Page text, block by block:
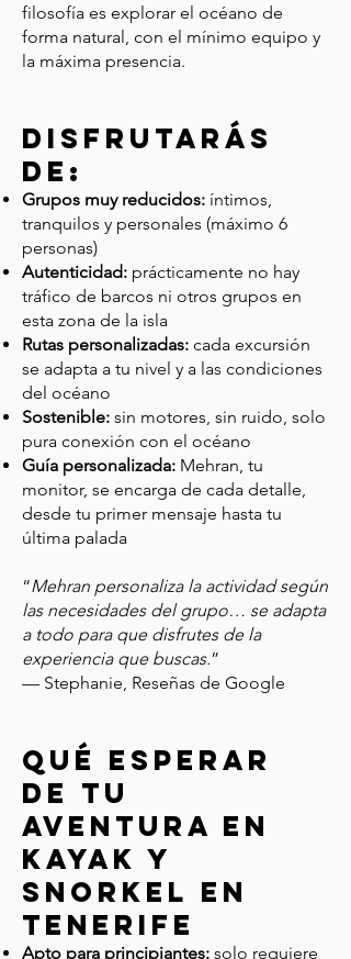
filosofía es explorar el océano de
forma natural, con el mínimo equipo y
la máxima presencia.
​disfrutarás
de:
Grupos muy reducidos: íntimos,
tranquilos y personales (máximo 6
personas)
Autenticidad: prácticamente no hay
tráfico de barcos ni otros grupos en
esta zona de la isla
Rutas personalizadas: cada excursión
se adapta a tu nivel y a las condiciones
del océano
Sostenible: sin motores, sin ruido, solo
pura conexión con el océano
Guía personalizada: Mehran, tu
monitor, se encarga de cada detalle,
desde tu primer mensaje hasta tu
última palada
“Mehran personaliza la actividad según
las necesidades del grupo… se adapta
a todo para que disfrutes de la
experiencia que buscas.”
— Stephanie, Reseñas de Google
Qué esperar
de tu
aventura en
kayak y
snorkel en
Tenerife
Apto para principiantes: solo requiere